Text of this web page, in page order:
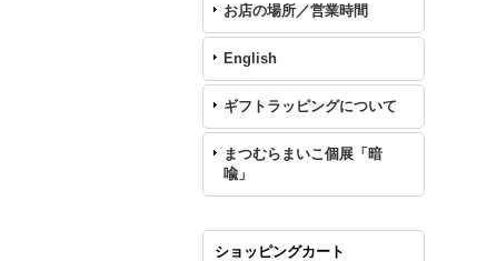
お店の場所／営業時間
English
ギフトラッピングについて
まつむらまいこ個展「暗
喩」
ショッピングカート